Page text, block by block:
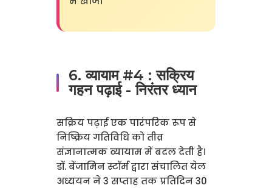
6. व्यायाम #4 : सक्रिय
गहन पढ़ाई - निरंतर ध्यान
सक्रिय पढ़ाई एक पारंपरिक रूप से
निष्क्रिय गतिविधि को तीव्र
संज्ञानात्मक व्यायाम में बदल देती है।
डॉ. बेंजामिन स्टॉर्म द्वारा संचालित येल
अध्ययन ने 3 सप्ताह तक प्रतिदिन 30